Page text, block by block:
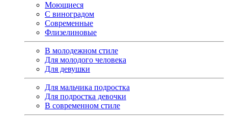
Моющиеся
С виноградом
Современные
Флизелиновые
В молодежном стиле
Для молодого человека
Для девушки
Для мальчика подростка
Для подростка девочки
В современном стиле